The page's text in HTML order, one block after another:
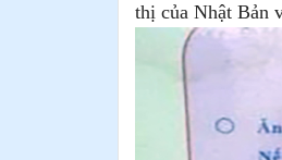
thị của Nhật Bản